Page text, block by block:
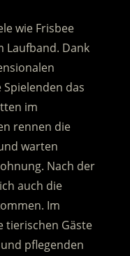
wie Frisbee
Laufband. Dank
das
im
rennen die
warten
Nach der
auch die
Im
tierischen Gäste
pflegenden